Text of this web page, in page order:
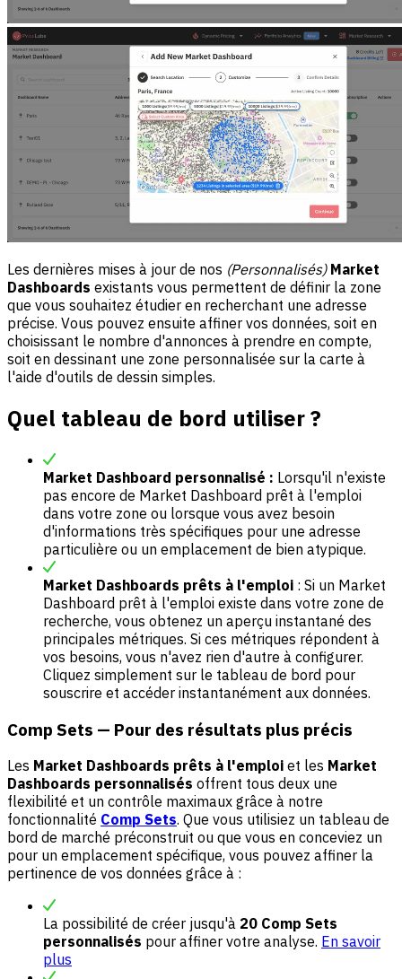
Les dernières mises à jour de nos (Personnalisés) Market
Dashboards existants vous permettent de définir la zone
que vous souhaitez étudier en recherchant une adresse
précise. Vous pouvez ensuite affiner vos données, soit en
choisissant le nombre d'annonces à prendre en compte,
soit en dessinant une zone personnalisée sur la carte à
l'aide d'outils de dessin simples.
Quel tableau de bord utiliser ?
Market Dashboard personnalisé : Lorsqu'il n'existe
pas encore de Market Dashboard prêt à l'emploi
dans votre zone ou lorsque vous avez besoin
d'informations très spécifiques pour une adresse
particulière ou un emplacement de bien atypique.
Market Dashboards prêts à l'emploi : Si un Market
Dashboard prêt à l'emploi existe dans votre zone de
recherche, vous obtenez un aperçu instantané des
principales métriques. Si ces métriques répondent à
vos besoins, vous n'avez rien d'autre à configurer.
Cliquez simplement sur le tableau de bord pour
souscrire et accéder instantanément aux données.
Comp Sets — Pour des résultats plus précis
Les Market Dashboards prêts à l'emploi et les Market
Dashboards personnalisés offrent tous deux une
flexibilité et un contrôle maximaux grâce à notre
fonctionnalité Comp Sets. Que vous utilisiez un tableau de
bord de marché préconstruit ou que vous en conceviez un
pour un emplacement spécifique, vous pouvez affiner la
pertinence de vos données grâce à :
La possibilité de créer jusqu'à 20 Comp Sets
personnalisés pour affiner votre analyse. En savoir
plus